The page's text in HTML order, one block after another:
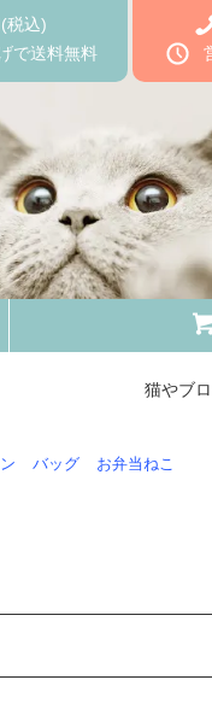
税込)
で送料無料
猫やブ
バッグ お弁当ねこ